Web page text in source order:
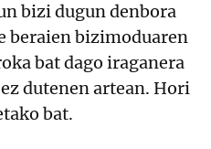
bizi dugun denbora
beraien bizimoduaren
bat dago iraganera
dutenen artean. Hori
bat.